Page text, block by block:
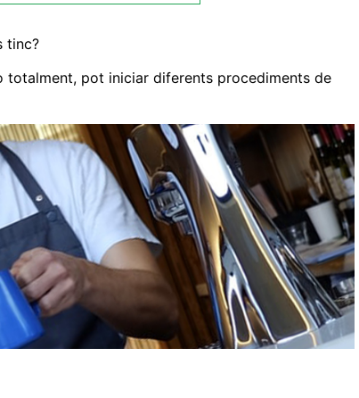
tinc?
totalment, pot iniciar diferents procediments de